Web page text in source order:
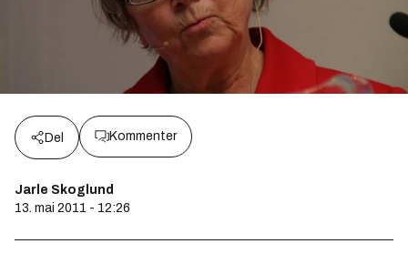
Del Kommenter
Jarle Skoglund
13. mai 2011 - 12:26